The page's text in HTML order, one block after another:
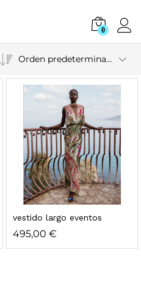
0
Orden predeterminado
vestido largo eventos
495,00 €